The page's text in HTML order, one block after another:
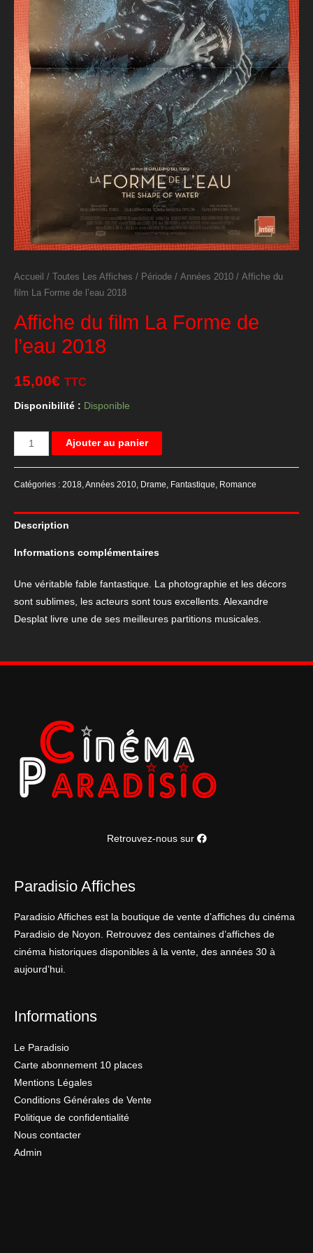
Accueil / Toutes Les Affiches / Période / Années 2010 / Affiche du
film La Forme de l’eau 2018
Affiche du film La Forme de
l’eau 2018
15,00€ TTC
Disponibilité : Disponible
quantité
de
film
La
l'eau
2018
Ajouter au panier
Catégories : 2018 Années 2010 Drame Fantastique Romance
Description
Informations complémentaires
Une véritable fable fantastique. La photographie et les décors
sont sublimes, les acteurs sont tous excellents. Alexandre
Desplat livre une de ses meilleures partitions musicales.
Retrouvez-nous sur
Paradisio Affiches
Paradisio Affiches est la boutique de vente d’affiches du cinéma
Paradisio de Noyon. Retrouvez des centaines d’affiches de
cinéma historiques disponibles à la vente, des années 30 à
aujourd’hui.
Informations
Le Paradisio
Carte abonnement 10 places
Mentions Légales
Conditions Générales de Vente
Politique de confidentialité
Nous contacter
Admin